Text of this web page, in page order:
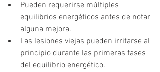
Pueden requerirse múltiples
equilibrios energéticos antes de notar
alguna mejora.
Las lesiones viejas pueden irritarse al
principio durante las primeras fases
del equilibrio energético.